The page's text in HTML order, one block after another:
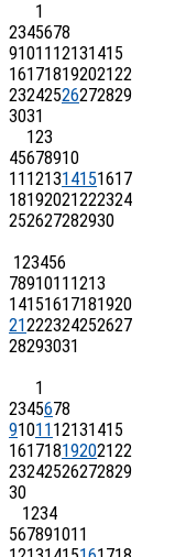
1
2345678
91011 12131415
16171819202122
23242526272829
3031
123
45678910
11 121314151617
18192021222324
252627282930
123456
7891011 1213
14151617181920
21222324252627
28293031
1
2345678
91011 12131415
16171819202122
23242526272829
30
1234
567891011